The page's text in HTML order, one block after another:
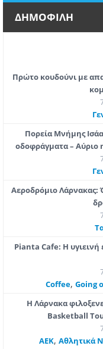
ΔΗΜΟΦΙΛΗ
Πρώτο κουδούνι με
Πορεία Μνήμης
οδοφράγματα – Αύριο
Αεροδρόμιο Λάρνακας:
Pianta Cafe: Η υγιεινή
Coffee, Going
Η Λάρνακα
Basketball
ΑΕΚ, Αθλητικά